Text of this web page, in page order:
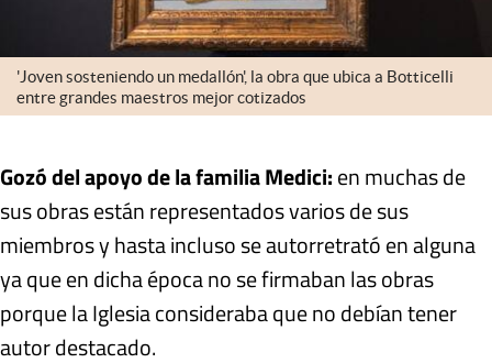
'Joven sosteniendo un medallón', la obra que ubica a Botticelli
entre grandes maestros mejor cotizados
Gozó del apoyo de la familia Medici:en muchas de
sus obras están representados varios de sus
miembros y hasta incluso se autorretrató en alguna
ya que en dicha época no se firmaban las obras
porque la Iglesia consideraba que no debían tener
autor destacado.